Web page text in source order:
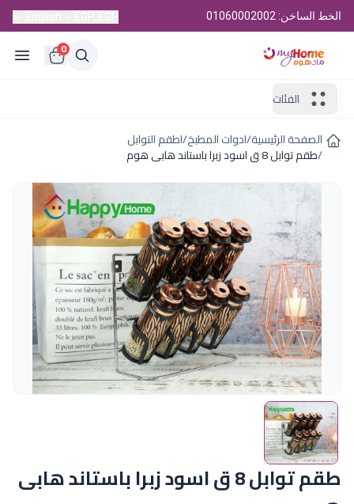
الخط الساخن: 01060002002
0
الفئات
الصفحة الرئيسية/ادوات المطبخ/اطقم التوابل
/طقم توابل 8 ق اسود زبرا باستاند هابى هوم
طقم توابل 8 ق اسود زبرا باستاند هابى